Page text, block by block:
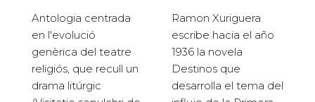
Antologia centrada
en l'evolució
genèrica del teatre
religiós, que recull un
drama litúrgic
Ramon Xuriguera
escribe hacia el año
1936 la novela
Destinos que
desarrolla el tema del